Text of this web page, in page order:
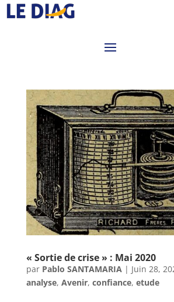
« Sortie de crise » : Mai 2020
par Pablo SANTAMARIA| Juin 28,
analyse, Avenir, confiance, etude